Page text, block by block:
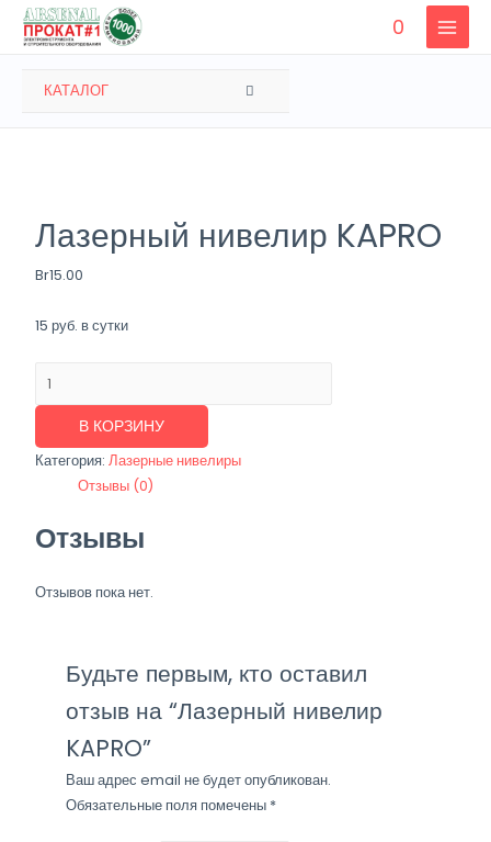
Перейти
0
MAIN
КАТАЛОГ ПЕРЕКЛЮЧАТЕЛЬ
Лазерный нивелир KAPRO
Br15.00
15 руб. в сутки
Лазерный
нивелир
KAPRO
В КОРЗИНУ
Категория:Лазерные нивелиры
Отзывы (0)
Отзывы
Отзывов пока нет.
Будьте первым, кто оставил
отзыв на “Лазерный нивелир
KAPRO”
Ваш адрес email не будет опубликован.
Обязательные поля помечены *